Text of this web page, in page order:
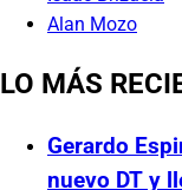
Alan Mozo
LO MÁS
Gerardo
nuevo DT y